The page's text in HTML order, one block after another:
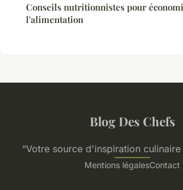
Conseils nutritionnistes pour
l'alimentation
Blog Des Chefs
“Votre source d'inspiration
Mentions légalesContact